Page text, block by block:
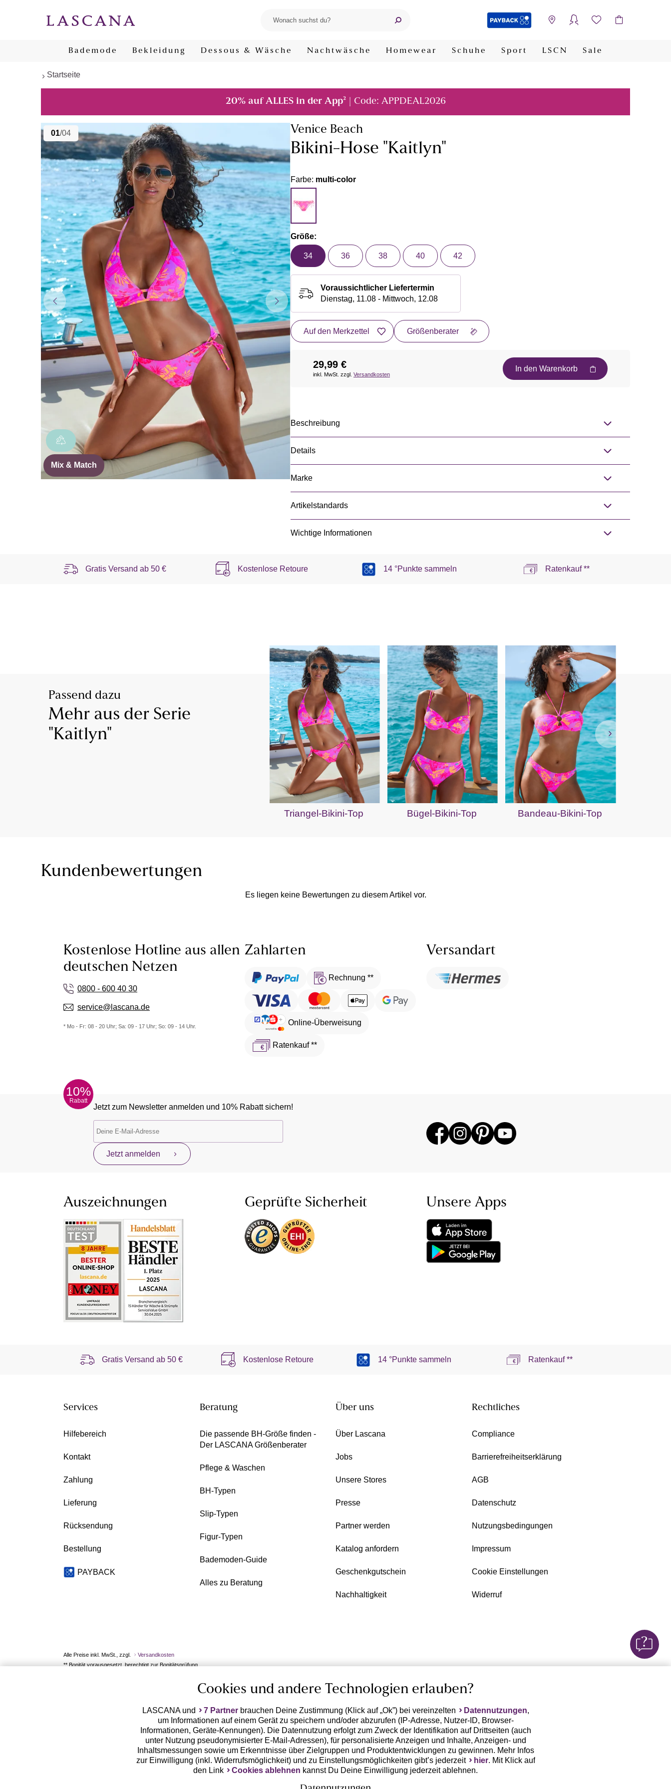
Bademode Bekleidung Dessous & Wäsche Nachtwäsche Homewear Schuhe Sport LSCN Sale
Startseite
20% auf ALLES in der App²| Code: APPDEAL2026
01/04
Mix & Match
Venice Beach
Bikini-Hose "Kaitlyn"
Farbe: multi-color
Größe:
34 36 38 40 42
Voraussichtlicher Liefertermin
Dienstag, 11.08 - Mittwoch, 12.08
Auf den Merkzettel Größenberater
29,99 €
inkl. MwSt. zzgl. Versandkosten
In den Warenkorb
Beschreibung
Details
Marke
Artikelstandards
Wichtige Informationen
Gratis Versand ab 50 € Kostenlose Retoure 14 °Punkte sammeln Ratenkauf **
Passend dazu
Mehr aus der Serie
"Kaitlyn"
Triangel-Bikini-Top Bügel-Bikini-Top Bandeau-Bikini-Top
Kundenbewertungen
Es liegen keine Bewertungen zu diesem Artikel vor.
Kostenlose Hotline aus allen
deutschen Netzen
0800 - 600 40 30
service@lascana.de
* Mo - Fr: 08 - 20 Uhr; Sa: 09 - 17 Uhr; So: 09 - 14 Uhr.
Zahlarten
Rechnung **
Online-Überweisung
Ratenkauf **
Versandart
10%
Rabatt
Jetzt zum Newsletter anmelden und 10% Rabatt sichern!
Jetzt anmelden
Auszeichnungen Geprüfte Sicherheit Unsere Apps
Gratis Versand ab50 € Kostenlose Retoure 14 °Punkte sammeln Ratenkauf **
Services
Hilfebereich
Kontakt
Zahlung
Lieferung
Rücksendung
Bestellung
PAYBACK
Beratung
Die passende BH-Größe finden -
Der LASCANA Größenberater
Pflege & Waschen
BH-Typen
Slip-Typen
Figur-Typen
Bademoden-Guide
Alles zu Beratung
Über uns
Über Lascana
Jobs
Unsere Stores
Presse
Partner werden
Katalog anfordern
Geschenkgutschein
Nachhaltigkeit
Rechtliches
Compliance
Barrierefreiheitserklärung
AGB
Datenschutz
Nutzungsbedingungen
Impressum
Cookie Einstellungen
Widerruf
Alle Preise inkl. MwSt., zzgl.
Versandkosten
** Bonität vorausgesetzt, berechtigt zur Bonitätsprüfung
Cookies und andere Technologien erlauben?
LASCANA und 7 Partnerbrauchen Deine Zustimmung (Klick auf „Ok”) bei vereinzelten Datennutzungen,
um Informationen auf einem Gerät zu speichern und/oder abzurufen (IP-Adresse, Nutzer-ID, Browser-
Informationen, Geräte-Kennungen). Die Datennutzung erfolgt zum Zweck der Identifikation auf Drittseiten (auch
unter Nutzung pseudonymisierter E-Mail-Adressen), für personalisierte Anzeigen und Inhalte, Anzeigen- und
Inhaltsmessungen sowie um Erkenntnisse über Zielgruppen und Produktentwicklungen zu gewinnen. Mehr Infos
zur Einwilligung (inkl. Widerrufsmöglichkeit) und zu Einstellungsmöglichkeiten gibt’s jederzeit
hier. Mit Klick auf
den Link
Cookies ablehnen kannst Du Deine Einwilligung jederzeit ablehnen.